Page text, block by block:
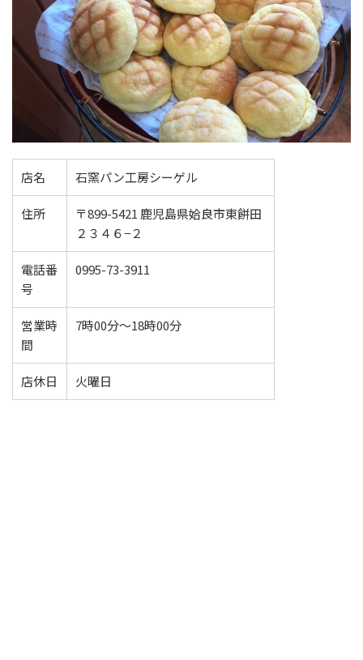
店名 石窯パン工房シーゲル
住所
〒899-5421 鹿児島県姶良市東餅田
２３４６−２
電話番
号
0995-73-3911
営業時
間
7時00分～18時00分
店休日 火曜日